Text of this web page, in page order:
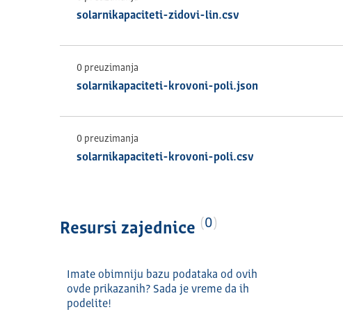
solarnikapaciteti-zidovi-lin.csv
0 preuzimanja
solarnikapaciteti-krovoni-poli.json
0 preuzimanja
solarnikapaciteti-krovoni-poli.csv
Resursi zajednice 0
Imate obimniju bazu podataka od ovih
ovde prikazanih? Sada je vreme da ih
podelite!